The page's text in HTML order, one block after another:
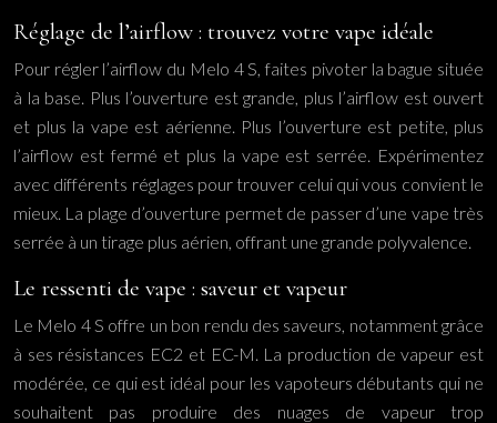
Réglage de l’airflow : trouvez votre vape idéale
Pour régler l’airflow du Melo 4 S, faites pivoter la bague située
à la base. Plus l’ouverture est grande, plus l’airflow est ouvert
et plus la vape est aérienne. Plus l’ouverture est petite, plus
l’airflow est fermé et plus la vape est serrée. Expérimentez
avec différents réglages pour trouver celui qui vous convient le
mieux. La plage d’ouverture permet de passer d’une vape très
serrée à un tirage plus aérien, offrant une grande polyvalence.
Le ressenti de vape : saveur et vapeur
Le Melo 4 S offre un bon rendu des saveurs, notamment grâce
à ses résistances EC2 et EC-M. La production de vapeur est
modérée, ce qui est idéal pour les vapoteurs débutants qui ne
souhaitent pas produire des nuages de vapeur trop